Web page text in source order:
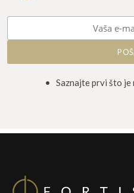
• Saznajte prvi što je